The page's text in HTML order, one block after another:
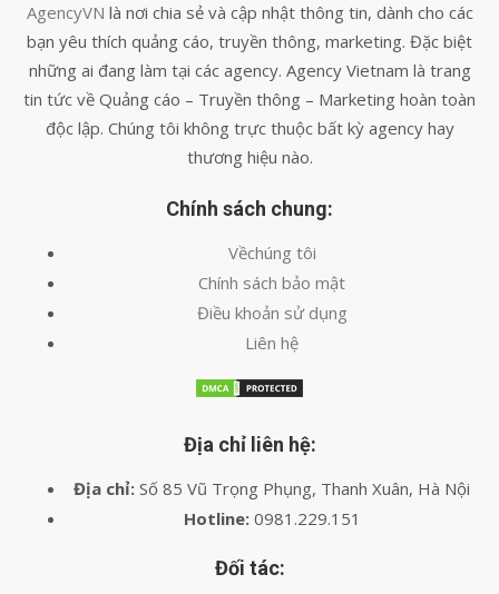
AgencyVN là nơi chia sẻ và cập nhật thông tin, dành cho các
bạn yêu thích quảng cáo, truyền thông, marketing. Đặc biệt
những ai đang làm tại các agency. Agency Vietnam là trang
tin tức về Quảng cáo – Truyền thông – Marketing hoàn toàn
độc lập. Chúng tôi không trực thuộc bất kỳ agency hay
thương hiệu nào.
Chính sách chung:
Vềchúng tôi
Chính sách bảo mật
Điều khoản sử dụng
Liên hệ
Địa chỉ liên hệ:
Địa chỉ: Số 85 Vũ Trọng Phụng, Thanh Xuân, Hà Nội
Hotline:0981.229.151
Đối tác: